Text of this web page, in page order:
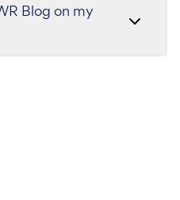
Blog on my